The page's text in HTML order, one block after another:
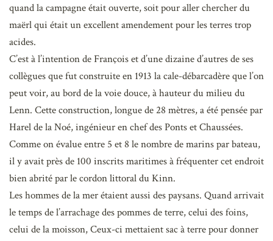
quand la campagne était ouverte, soit pour aller chercher du
maërl qui était un excellent amendement pour les terres trop
acides.
C’est à l’intention de François et d’une dizaine d’autres de ses
collègues que fut construite en 1913 la cale-débarcadère que l’on
peut voir, au bord de la voie douce, à hauteur du milieu du
Lenn. Cette construction, longue de 28 mètres, a été pensée par
Harel de la Noé, ingénieur en chef des Ponts et Chaussées.
Comme on évalue entre 5 et 8 le nombre de marins par bateau,
il y avait près de 100 inscrits maritimes à fréquenter cet endroit
bien abrité par le cordon littoral du Kinn.
Les hommes de la mer étaient aussi des paysans. Quand arrivait
le temps de l’arrachage des pommes de terre, celui des foins,
celui de la moisson, Ceux-ci mettaient sac à terre pour donner